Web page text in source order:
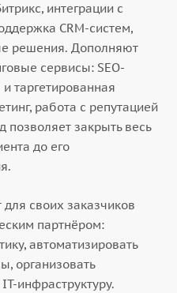
интеграции с
CRM-систем,
решения. Дополняют
сервисы: SEO-
таргетированная
работа с репутацией
позволяет закрыть весь
до его
своих заказчиков
партнёром:
автоматизировать
организовать
инфраструктуру.